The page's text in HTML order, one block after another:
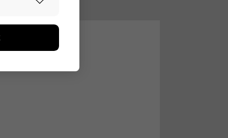
kerätään
Emme